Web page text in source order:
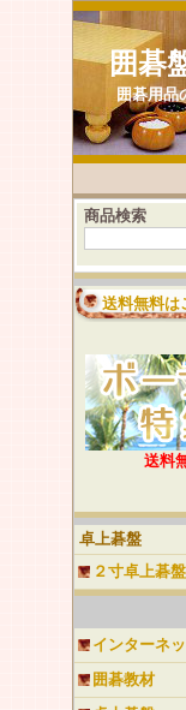
囲碁
囲碁用品の
商品検索
送料無料は
送料
卓上碁盤
２寸卓上碁盤
インターネ
囲碁教材